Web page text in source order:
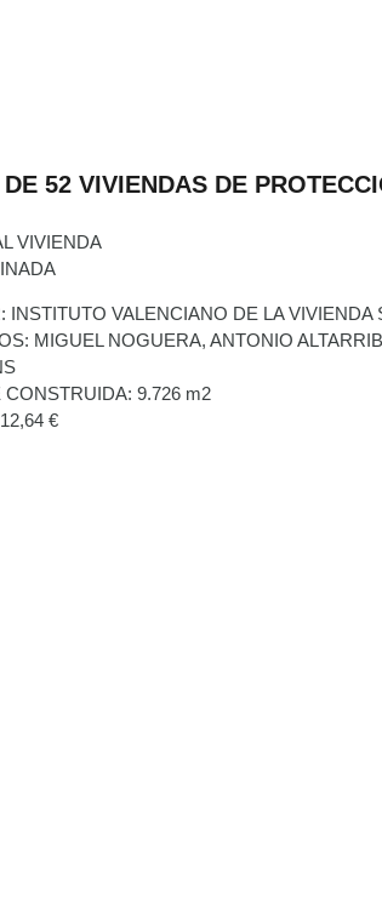
52 VIVIENDAS DE
VIVIENDA
INSTITUTO VALENCIANO DE LA VIVIENDA
MIGUEL NOGUERA, ANTONIO
CONSTRUIDA: 9.726 m2
€